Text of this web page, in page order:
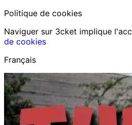
Politique de cookies
Naviguer sur 3cket implique
de cookies
Français